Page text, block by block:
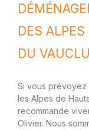
DES
DU
Si vous prévoyez
les Alpes de
recommande
Olivier. Nous